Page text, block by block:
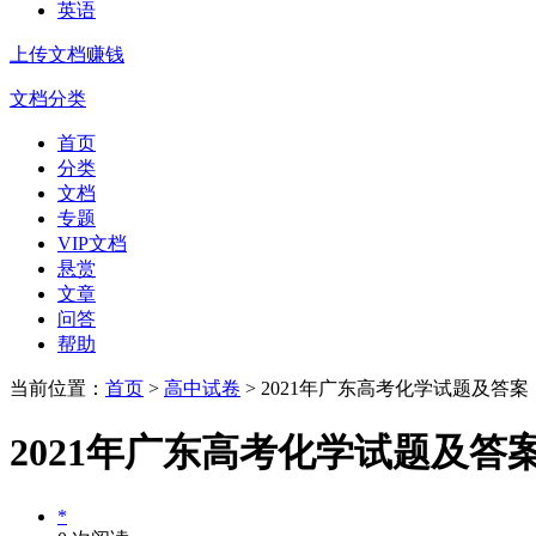
英语
上传文档赚钱
文档分类
首页
分类
文档
专题
VIP文档
悬赏
文章
问答
帮助
当前位置： 首页 > 高中试卷 > 2021年广东高考化学试题及答案
2021年广东高考化学试题及答
*